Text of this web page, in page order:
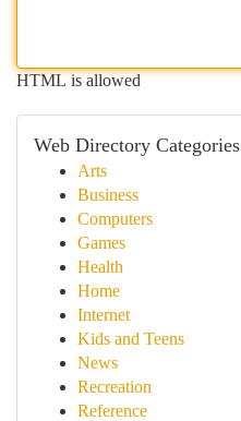
HTML is allowed
Web Directory Categories
Arts
Business
Computers
Games
Health
Home
Internet
Kids and Teens
News
Recreation
Reference